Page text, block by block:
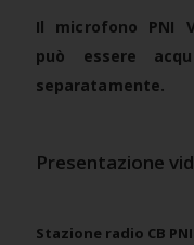
Il microfono PNI
può essere
separatamente.
Presentazione
Stazione radio CB